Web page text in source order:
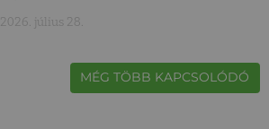
2026. július 28.
MÉG TÖBB KAPCSOLÓDÓ